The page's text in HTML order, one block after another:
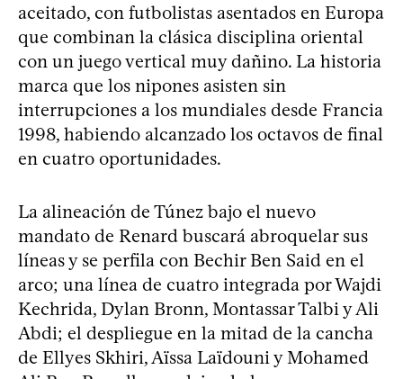
aceitado, con futbolistas asentados en Europa
que combinan la clásica disciplina oriental
con un juego vertical muy dañino. La historia
marca que los nipones asisten sin
interrupciones a los mundiales desde Francia
1998, habiendo alcanzado los octavos de final
en cuatro oportunidades.
La alineación de Túnez bajo el nuevo
mandato de Renard buscará abroquelar sus
líneas y se perfila con Bechir Ben Said en el
arco; una línea de cuatro integrada por Wajdi
Kechrida, Dylan Bronn, Montassar Talbi y Ali
Abdi; el despliegue en la mitad de la cancha
de Ellyes Skhiri, Aïssa Laïdouni y Mohamed